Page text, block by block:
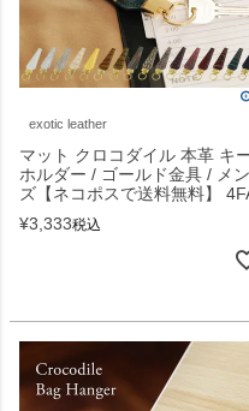
exotic leather
マット クロコダイル 本革 キ
ホルダー / ゴールド金具 / メン
ズ【ネコポスで送料無料】
¥3,333税込